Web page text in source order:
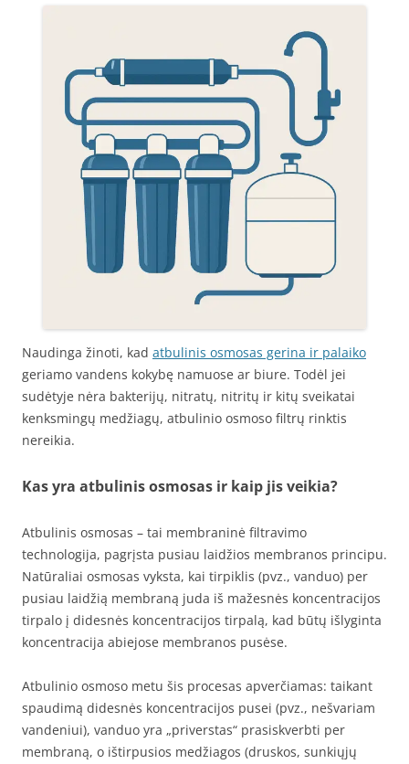
Naudinga žinoti, kad atbulinis osmosas gerina ir palaiko
geriamo vandens kokybę namuose ar biure. Todėl jei
sudėtyje nėra bakterijų, nitratų, nitritų ir kitų sveikatai
kenksmingų medžiagų, atbulinio osmoso filtrų rinktis
nereikia.
Kas yra atbulinis osmosas ir kaip jis veikia?
Atbulinis osmosas – tai membraninė filtravimo
technologija, pagrįsta pusiau laidžios membranos principu.
Natūraliai osmosas vyksta, kai tirpiklis (pvz., vanduo) per
pusiau laidžią membraną juda iš mažesnės koncentracijos
tirpalo į didesnės koncentracijos tirpalą, kad būtų išlyginta
koncentracija abiejose membranos pusėse.
Atbulinio osmoso metu šis procesas apverčiamas: taikant
spaudimą didesnės koncentracijos pusei (pvz., nešvariam
vandeniui), vanduo yra „priverstas“ prasiskverbti per
membraną, o ištirpusios medžiagos (druskos, sunkiųjų